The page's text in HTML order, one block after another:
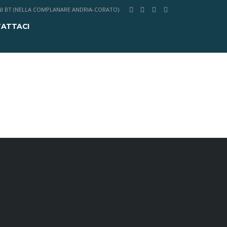
BT (NELLA COMPLANARE ANDRIA-CORATO)